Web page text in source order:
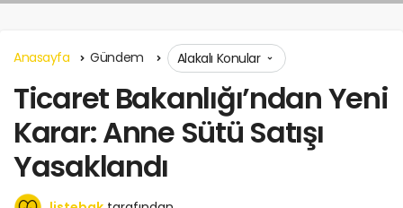
Anasayfa Gündem Alakalı Konular
Ticaret Bakanlığı’ndan Yeni
Karar: Anne Sütü Satışı
Yasaklandı